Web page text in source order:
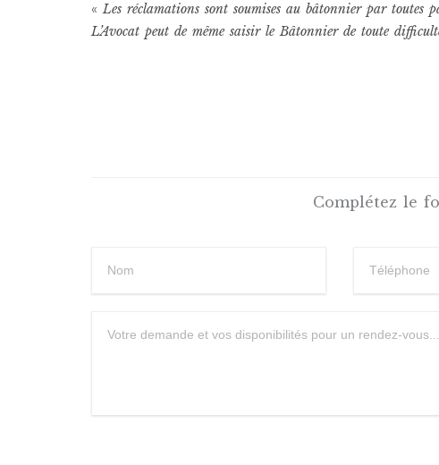
« Les réclamations sont soumises au bâtonnier par toutes
L’Avocat peut de même saisir le Bâtonnier de toute
Complétez le